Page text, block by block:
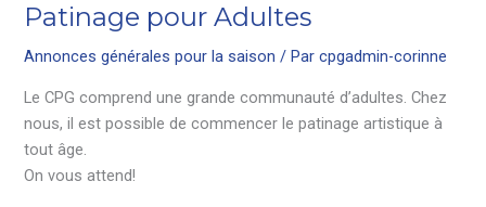
Patinage pour Adultes
Annonces générales pour la saison / Parcpgadmin-corinne
Le CPG comprend une grande communauté d’adultes. Chez
nous, il est possible de commencer le patinage artistique à
tout âge.
On vous attend!